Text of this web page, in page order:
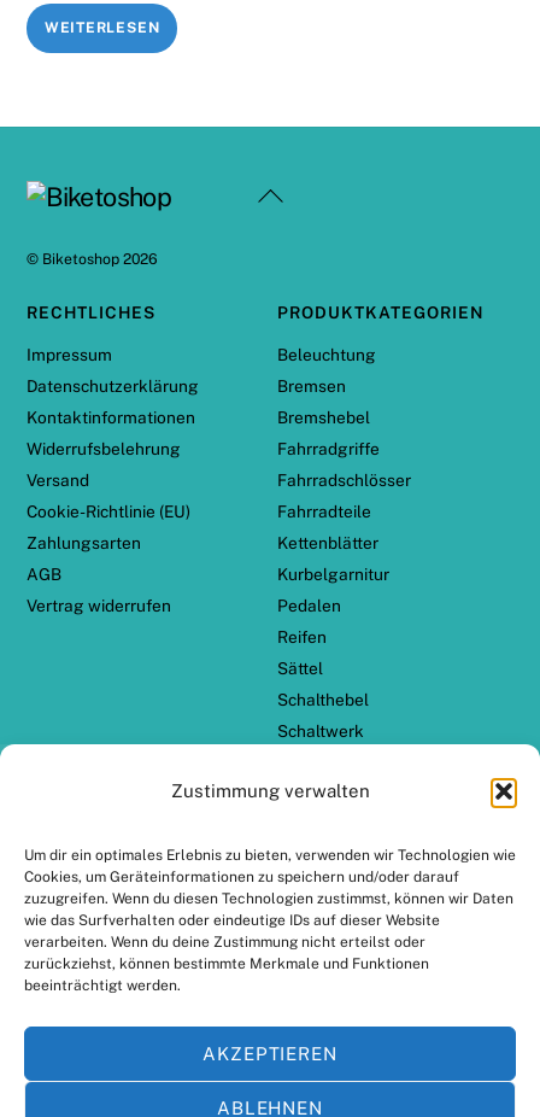
Zustimmung verwalten
Um dir ein optimales Erlebnis zu bieten, verwenden wir Technologien wie
Cookies, um Geräteinformationen zu speichern und/oder darauf
zuzugreifen. Wenn du diesen Technologien zustimmst, können wir Daten
wie das Surfverhalten oder eindeutige IDs auf dieser Website
verarbeiten. Wenn du deine Zustimmung nicht erteilst oder
zurückziehst, können bestimmte Merkmale und Funktionen
beeinträchtigt werden.
AKZEPTIEREN
ABLEHNEN
WEITERLESEN
Back
© Biketoshop 2026
RECHTLICHES
Impressum
Datenschutzerklärung
Kontaktinformationen
Widerrufsbelehrung
Versand
Cookie-Richtlinie (EU)
Zahlungsarten
AGB
Vertrag widerrufen
PRODUKTKATEGORIEN
Beleuchtung
Bremsen
Bremshebel
Fahrradgriffe
Fahrradschlösser
Fahrradteile
Kettenblätter
Kurbelgarnitur
Pedalen
Reifen
Sättel
Schalthebel
Schaltwerk
TERN Zubehör
ZAHLUNGSARTEN VERSANDPARTNER